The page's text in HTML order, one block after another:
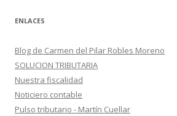
ENLACES
Blog de Carmen del Pilar Robles Moreno
SOLUCION TRIBUTARIA
Nuestra fiscalidad
Noticiero contable
Pulso tributario - Martín Cuellar